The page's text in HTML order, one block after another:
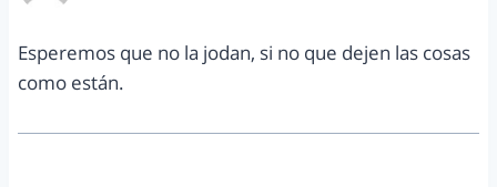
Esperemos que no la jodan, si no que dejen las cosas
como están.